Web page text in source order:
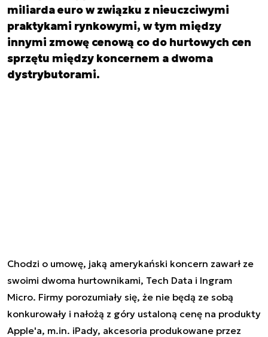
miliarda euro w związku z nieuczciwymi
praktykami rynkowymi, w tym między
innymi zmowę cenową co do hurtowych cen
sprzętu między koncernem a dwoma
dystrybutorami.
Chodzi o umowę, jaką amerykański koncern zawarł ze
swoimi dwoma hurtownikami, Tech Data i Ingram
Micro. Firmy porozumiały się, że nie będą ze sobą
konkurowały i nałożą z góry ustaloną cenę na produkty
Apple'a, m.in. iPady, akcesoria produkowane przez